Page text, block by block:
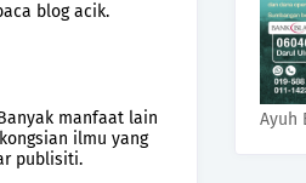
blog acik.
manfaat lain
ilmu yang
publisiti.
Ayuh